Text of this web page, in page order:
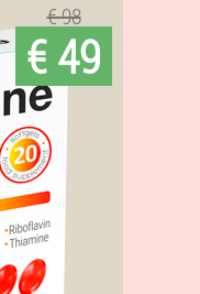
€ 98
€ 49